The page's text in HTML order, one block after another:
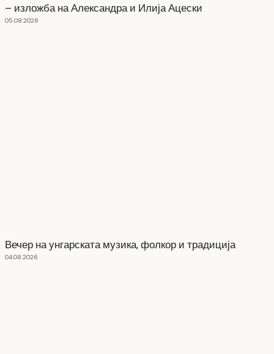
– изложба на Александра и Илија Ацески
05.08.2026
Вечер на унгарската музика, фолкор и традиција
04.08.2026